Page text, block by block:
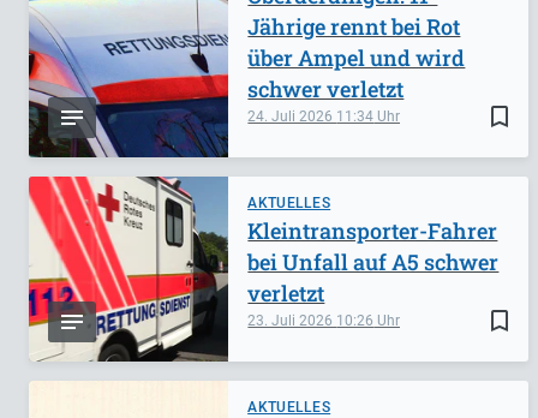
bookmark_border
24. Juli 2026 11:34
Jährige rennt bei Rot
über Ampel und wird
schwer verletzt
AKTUELLES
bookmark_border
23. Juli 2026 10:26
Kleintransporter-Fahrer
bei Unfall auf A5 schwer
verletzt
AKTUELLES